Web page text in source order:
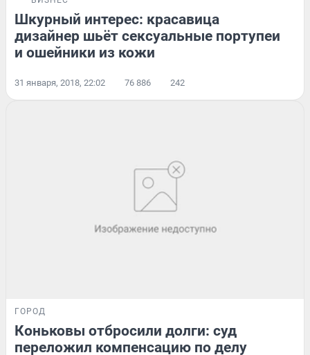
Шкурный интерес: красавица
дизайнер шьёт сексуальные портупеи
и ошейники из кожи
31 января, 2018, 22:02 76 886 242
ГОРОД
Коньковы отбросили долги: суд
переложил компенсацию по делу